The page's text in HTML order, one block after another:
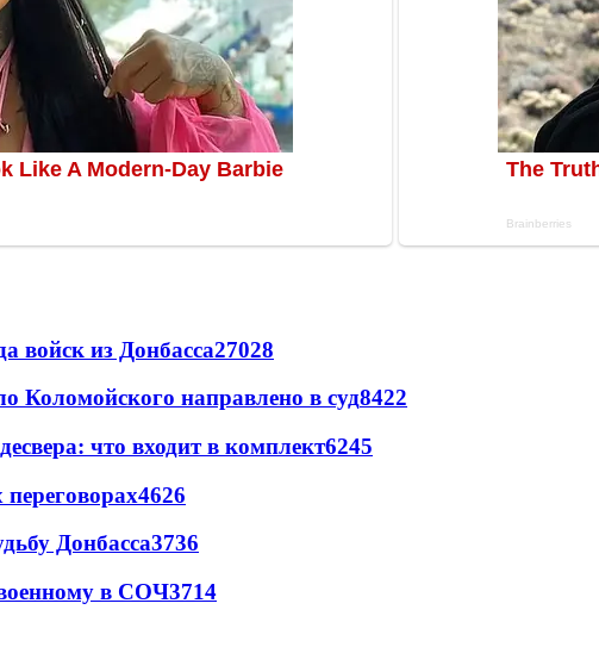
войск из Донбасса27028
Коломойского направлено в суд8422
что входит в комплект6245
4626
Донбасса3736
в СОЧ3714